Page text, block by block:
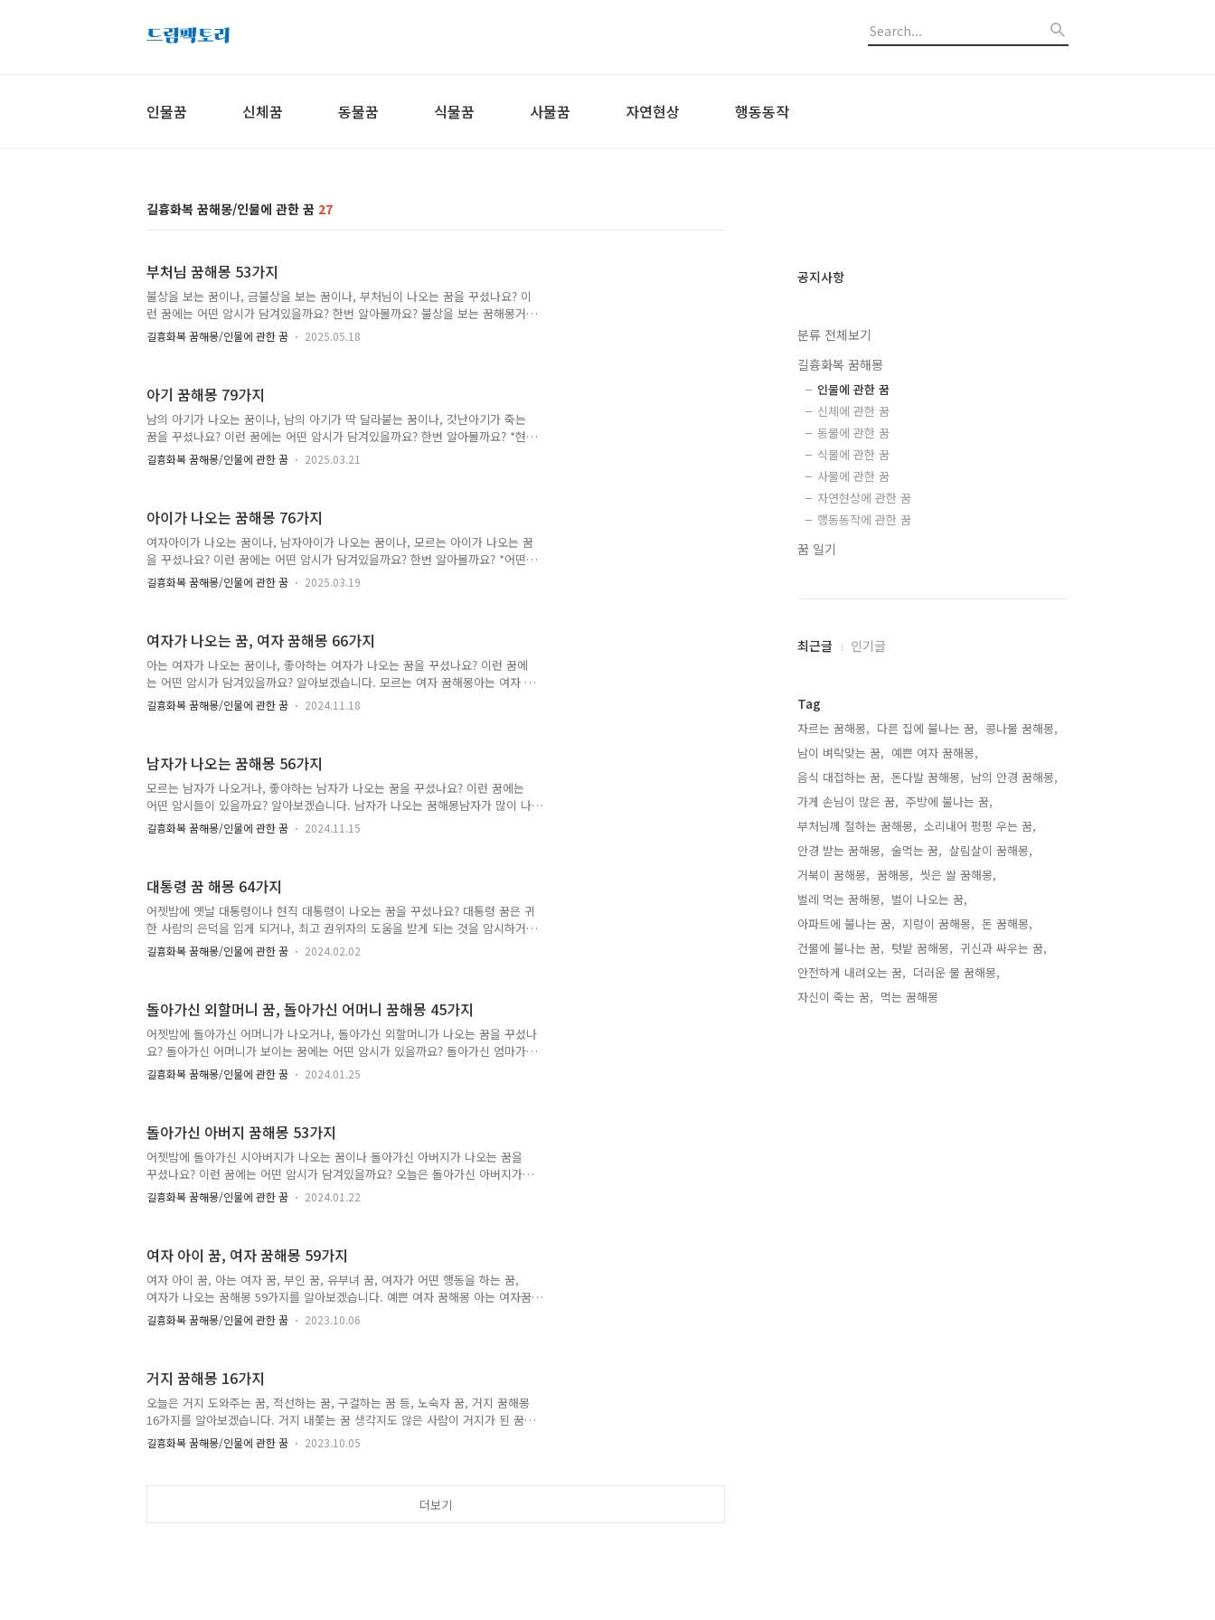
인물꿈 신체꿈 동물꿈 식물꿈 사물꿈 자연현상 행동동작
길흉화복 꿈해몽/인물에 관한 꿈 27
부처님 꿈해몽 53가지
불상을 보는 꿈이나, 금불상을 보는 꿈이나, 부처님이 나오는 꿈을 꾸셨나요? 이
런 꿈에는 어떤 암시가 담겨있을까요? 한번 알아볼까요? 불상을 보는 꿈해몽거
대한 불상 꿈해몽금불상 보는 꿈해몽돌불상 꿈해몽돌부처상 꿈해몽부처님 나오
는 꿈해몽부처님 불상 꿈해몽작은 불상 꿈해몽부처님께 절하는 꿈해몽부처님께
나, 불상을 세우는 꿈을 꾸셨나요? 이 꿈은 좋은 운기가 따라 귀인을 만나거나,
협조자에게 많은 도움을 받게 될 일을 암시합니다. 혹은, 추진하는 일이 순조롭
게 되거나, 어떤 자금줄이 생길 일을 예시합니다. 출가한 사람이 이런 꿈을 꾸었
다면, 세상에 이름을 떨치..
길흉화복 꿈해몽/인물에 관한 꿈 2025.05.18
아기 꿈해몽 79가지
남의 아기가 나오는 꿈이나, 남의 아기가 딱 달라붙는 꿈이나, 갓난아기가 죽는
꿈을 꾸셨나요? 이런 꿈에는 어떤 암시가 담겨있을까요? 한번 알아볼까요? *현실
에서 어떤 불길한 사건을 암시함*무기력, 일에 대한 장애, 좌절 등을 상징함*좋
은 행운, 풍부한 가능성을 의미함 아기 나오는 꿈해몽아기꿈 로또남의 아기를 안
아기 받는 꿈못 생긴 아기 꿈해몽아기에게 아이스크림 물리는 꿈남의 아기가 딱
달라붙어있는 꿈남자아기를 업은 사람을 보는 꿈남편이 아기를 건네주는 꿈남의
가정에 새 아이가 태어난 꿈남의 아기 다치게 한 꿈남의 아기 데려와서 돌보는
꿈 아기 꿈해몽 79..
길흉화복 꿈해몽/인물에 관한 꿈 2025.03.21
아이가 나오는 꿈해몽 76가지
여자아이가 나오는 꿈이나, 남자아이가 나오는 꿈이나, 모르는 아이가 나오는 꿈
을 꾸셨나요? 이런 꿈에는 어떤 암시가 담겨있을까요? 한번 알아볼까요? *어떤
미래를 암시하는 예시몽*어떤 일에 대한 발전 가능성*내 무의식 안의 어린아이
같은 모습이나, 동심을 상징함 아이가 나오는 꿈해몽여자아이가 나오는 꿈남자
꿈어린아이가 나오는 꿈모르는 여자아이가 나오는 꿈모르는 아이가 집에 들어오
는 꿈많은 아이들 꿈해몽귀여운 남자아이 꿈남의 아이를 업고 다니는 꿈남자아
이가 딱 달라붙어있는 꿈아이가 옷을 벗는 꿈해몽어린 아이 엉덩이 때리는 꿈어
린아이 업고 걷는 꿈어린아이 찾아다닌..
길흉화복 꿈해몽/인물에 관한 꿈 2025.03.19
여자가 나오는 꿈, 여자 꿈해몽 66가지
아는 여자가 나오는 꿈이나, 좋아하는 여자가 나오는 꿈을 꾸셨나요? 이런 꿈에
는 어떤 암시가 담겨있을까요? 알아보겠습니다. 모르는 여자 꿈해몽아는 여자 꿈
해몽임신한 여자 꿈해몽좋아하는 여자 꿈해몽젊은 여자 꿈해몽짝사랑하는 여자
가 나오는 꿈한복 입은 여자 꿈해몽화장한 여자 꿈해몽소복 입은 여자 꿈해몽검
여자 고르는 꿈같은 여자 꿈해몽흰 옷 입은 여자 꿈낯선 여자 꿈해몽여자 노인
꿈해몽여자 연예인 꿈해몽 여자가 나오는 꿈, 여자 꿈해몽 66가지 1. 여자가 꽃
을 들고 찾아온 꿈해몽 이 꿈은 연인사이에 문제가 생기거나, 다투게 될 일을 암
시합니다. 혹은, 사소하고..
길흉화복 꿈해몽/인물에 관한 꿈 2024.11.18
남자가 나오는 꿈해몽 56가지
모르는 남자가 나오거나, 좋아하는 남자가 나오는 꿈을 꾸셨나요? 이런 꿈에는
어떤 암시들이 있을까요? 알아보겠습니다. 남자가 나오는 꿈해몽남자가 많이 나
오는 꿈많은 남자 꿈해몽아는 남자가 나오는 꿈모르는 남자가 나오는 꿈모르는
남자가 나를 좋아하는 꿈좋아하는 남자가 나오는 꿈좋아했던 남자가 나오는 꿈
지 1. 남자가 여자 옷을 입고 있는 꿈 이 꿈은 가까운 사람과 작은 일로 다투게
되거나, 마음고생하게 될 일을 암시합니다. 혹은, 어떤 사람의 집착으로 스트레스
받게 되거나, 인간관계에서 생긴 갈등으로 고민하게 될 일을 예시합니다. 2. 남
자가 나오는 꿈해몽..
길흉화복 꿈해몽/인물에 관한 꿈 2024.11.15
대통령 꿈 해몽 64가지
어젯밤에 옛날 대통령이나 현직 대통령이 나오는 꿈을 꾸셨나요? 대통령 꿈은 귀
한 사람의 은덕을 입게 되거나, 최고 권위자의 도움을 받게 되는 것을 암시하거
나, 상징합니다. 오늘은 현직 대통령이 나오는 꿈해몽, 전직 대통령이 나오는 꿈
해몽, 죽은 전직 대통령 꿈해몽, 외국 대통령 꿈해몽, 대통령 꿈 로또, 돌아가신
또 돌아가신 대통령 꿈 대통령 부부 꿈 전 대통령 꿈 대통령 영부인 꿈 대통령
만나는 꿈 대통령이 집에 오는 꿈 대통령과 대화하는 꿈 대통령 되는 꿈 대통령
꿈, 태몽 대통령 꿈 해몽 64가지 1. 현직 대통령을 환영하는 꿈해몽 많은 사람
들..
길흉화복 꿈해몽/인물에 관한 꿈 2024.02.02
돌아가신 외할머니 꿈, 돌아가신 어머니 꿈해몽 45가지
어젯밤에 돌아가신 어머니가 나오거나, 돌아가신 외할머니가 나오는 꿈을 꾸셨나
요? 돌아가신 어머니가 보이는 꿈에는 어떤 암시가 있을까요? 돌아가신 엄마가
꿈에 자주 보이면 괜히 불안한 마음이 드는데요. 오늘은 돌아가신 어머니가 나오
는 꿈해몽, 돌아가신 친정 엄마 꿈해몽, 대화하는 꿈해몽, 돌아가신 어머니가 아
머니 꿈 로또 돌아가신 친정 엄마 꿈 돌아가신 어머니와 대화하는 꿈 돌아가신
엄마가 살아있는 꿈 돌아가신 어머니가 누워 있는 꿈 돌아가신 어머니가 아픈 꿈
돌아가신 어머니가 음식 하는 꿈 돌아가신 엄마가 집에 들어오는 꿈 돌아가신 어
머니가 주무시는 ..
길흉화복 꿈해몽/인물에 관한 꿈 2024.01.25
돌아가신 아버지 꿈해몽 53가지
어젯밤에 돌아가신 시아버지가 나오는 꿈이나 돌아가신 아버지가 나오는 꿈을
꾸셨나요? 이런 꿈에는 어떤 암시가 담겨있을까요? 오늘은 돌아가신 아버지가
나오는 꿈해몽, 집에 오신 꿈해몽, 돌아가신 아버지와 식사하는 꿈해몽, 아버지
에게 돈을 받는 꿈해몽, 아버지가 아픈 꿈해몽, 아버지가 일하고 있는 꿈해몽, 아
신 아버지와 식사하는 꿈 돌아가신 아버지께 돈을 받는 꿈 돌아가신 아버지께 돈
을 드리는 꿈 돌아가신 아버지가 돈 주는 꿈 돌아가신 아버지가 아픈 꿈 돌아가
신 아버지가 일하고 있는 꿈 돌아가신 아버지를 때리는 꿈 돌아가신 아버지와 대
화하는 꿈 돌아가신 아..
길흉화복 꿈해몽/인물에 관한 꿈 2024.01.22
여자 아이 꿈, 여자 꿈해몽 59가지
여자 아이 꿈, 아는 여자 꿈, 부인 꿈, 유부녀 꿈, 여자가 어떤 행동을 하는 꿈,
여자가 나오는 꿈해몽 59가지를 알아보겠습니다. 예쁜 여자 꿈해몽 아는 여자꿈
여자 아이 꿈 소복 입은 여자꿈 모르는 여자꿈 화장한 여자꿈 좋아하는 여자꿈
나체의 여자 한복 입은 여자꿈 여자들 꿈해몽 여자 아이꿈, 여자가 나오는 꿈해
다. 혹은, 고생한 일이나 좋은 기회가 사라지게 될 꿈입니다. 3. 빨간 립스틱 바
른 여자와 이야기하는 꿈 대인관계에서 시비나 갈등이 생기게 될 꿈입니다. 4. 여
자 꿈, 귀부인과 이야기하는 꿈 신분이 높아 보이거나, 재산이 많은 집..
길흉화복 꿈해몽/인물에 관한 꿈 2023.10.06
거지 꿈해몽 16가지
오늘은 거지 도와주는 꿈, 적선하는 꿈, 구걸하는 꿈 등, 노숙자 꿈, 거지 꿈해몽
16가지를 알아보겠습니다. 거지 내쫓는 꿈 생각지도 않은 사람이 거지가 된 꿈
친구가 거지가 된 꿈 거지 도와주는 꿈 거지에게 밥 주는 꿈 적선하는 꿈 노숙자
가 집에 들어오는 꿈 빈털터리가 되는 꿈 구걸하는 꿈 거지 꿈해몽 16가지 1. 거
꾸셨나요? 이 꿈은 그 인물에게 불행한 일이 닥치게 되거나, 외롭게 될 암시가
길흉화복 꿈해몽/인물에 관한 꿈 2023.10.05
더보기
공지사항
분류 전체보기
길흉화복 꿈해몽
인물에 관한 꿈
신체에 관한 꿈
동물에 관한 꿈
식물에 관한 꿈
사물에 관한 꿈
자연현상에 관한 꿈
행동동작에 관한 꿈
꿈 일기
최
과
기
글
최근글 인기글
Tag
자르는 꿈해몽, 다른 집에 불나는 꿈, 콩나물 꿈해몽,
남이 벼락맞는 꿈, 예쁜 여자 꿈해몽,
음식 대접하는 꿈, 돈다발 꿈해몽, 남의 안경 꿈해몽,
가게 손님이 많은 꿈, 주방에 불나는 꿈,
부처님께 절하는 꿈해몽, 소리내어 펑펑 우는 꿈,
안경 받는 꿈해몽, 술먹는 꿈, 살림살이 꿈해몽,
거북이 꿈해몽, 꿈해몽, 씻은 쌀 꿈해몽,
벌레 먹는 꿈해몽, 벌이 나오는 꿈,
아파트에 불나는 꿈, 지렁이 꿈해몽, 돈 꿈해몽,
건물에 불나는 꿈, 텃밭 꿈해몽, 귀신과 싸우는 꿈,
안전하게 내려오는 꿈, 더러운 물 꿈해몽,
자신이 죽는 꿈, 먹는 꿈해몽,